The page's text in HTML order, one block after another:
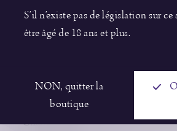
S’il n’existe pas de législation sur ce
être âgé de 18 ans et plus.
NON, quitter la
boutique
DESCRIPTION DE L’APPELLATION
village de la Côte de Nuits. C’est
de Louis Philippe en 1847 que le
associé à Gevrey pour devenir
Chambertin.